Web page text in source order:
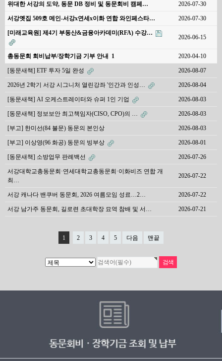
위대한 서강의 도약, 동문 DB 정비 및 동문회비 캠페… 2026-07-30
서강옛집 509호 메인-서강x연세x이화 연합 와인페스타… 2026-07-30
[미래교육원] 제4기 부동산&금융아카데미(RFA) 수강…
2026-06-15
총동문회 회비납부/장학기금 기부 안내 1 2020-04-10
[동문새책] ETF 투자 5일 완성 2026-08-07
2026년 2학기 서강 시그니처 열린강좌 '인간과 인성… 2026-08-04
[동문새책] AI 오케스트레이터와 슈퍼 1인 기업 2026-08-03
[동문새책] 정보보안 최고책임자(CISO, CPO)의 … 2026-08-03
[부고] 한미선(84 불문) 동문의 본인상 2026-08-03
[부고] 이상영(96 화공) 동문의 빙부상 2026-08-01
[동문새책] 소방업무 판례백선 2026-07-26
서강대학교총동문회·연세대학교총동문회·이화비즈 연합 개
최…
2026-07-22
서강 캐나다 밴쿠버 동문회, 2026 여름모임 성료…2… 2026-07-22
서강 남가주 동문회, 길로련 초대학장 묘역 참배 및 서… 2026-07-21
1 2 3 4 5 다음 맨끝